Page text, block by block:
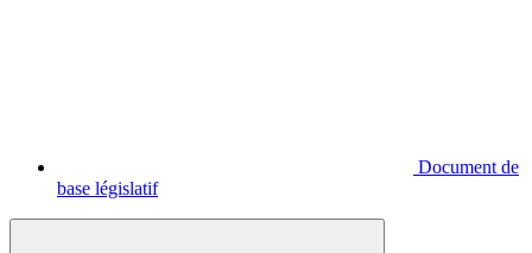
Document de
base législatif